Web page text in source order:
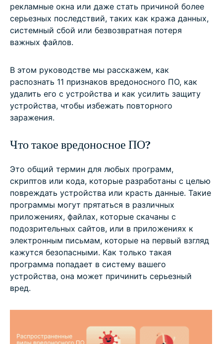
рекламные окна или даже стать причиной более
серьезных последствий, таких как кража данных,
системный сбой или безвозвратная потеря
важных файлов.
В этом руководстве мы расскажем, как
распознать 11 признаков вредоносного ПО, как
удалить его с устройства и как усилить защиту
устройства, чтобы избежать повторного
заражения.
Что такое вредоносное ПО?
Это общий термин для любых программ,
скриптов или кода, которые разработаны с целью
повреждать устройства или красть данные. Такие
программы могут прятаться в различных
приложениях, файлах, которые скачаны с
подозрительных сайтов, или в приложениях к
электронным письмам, которые на первый взгляд
кажутся безопасными. Как только такая
программа попадает в систему вашего
устройства, она может причинить серьезный
вред.